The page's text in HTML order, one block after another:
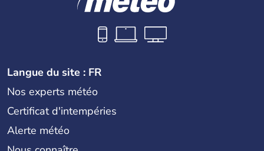
Langue du site : FR
Nos experts météo
Certificat d'intempéries
Alerte météo